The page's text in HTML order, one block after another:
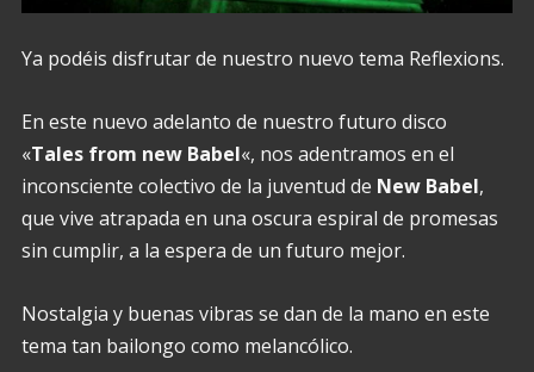
Ya podéis disfrutar de nuestro nuevo tema Reflexions.
En este nuevo adelanto de nuestro futuro disco
«Tales from new Babel«, nos adentramos en el
inconsciente colectivo de la juventud de New Babel,
que vive atrapada en una oscura espiral de promesas
sin cumplir, a la espera de un futuro mejor.
Nostalgia y buenas vibras se dan de la mano en este
tema tan bailongo como melancólico.